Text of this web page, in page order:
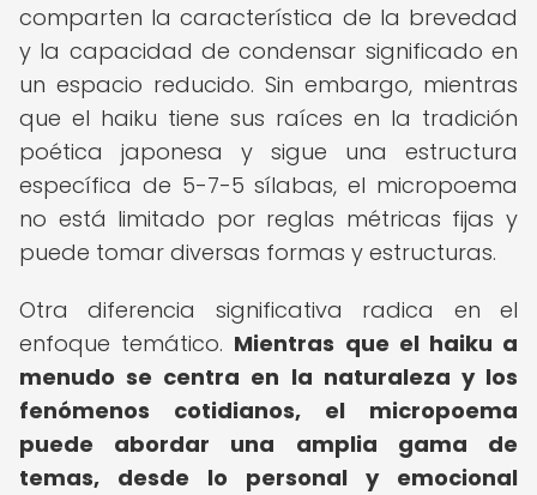
comparten la característica de la brevedad
y la capacidad de condensar significado en
un espacio reducido. Sin embargo, mientras
que el haiku tiene sus raíces en la tradición
poética japonesa y sigue una estructura
específica de 5-7-5 sílabas, el micropoema
no está limitado por reglas métricas fijas y
puede tomar diversas formas y estructuras.
Otra diferencia significativa radica en el
enfoque temático. Mientras que el haiku a
menudo se centra en la naturaleza y los
fenómenos cotidianos, el micropoema
puede abordar una amplia gama de
temas, desde lo personal y emocional